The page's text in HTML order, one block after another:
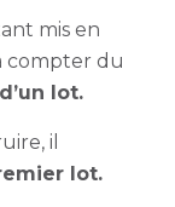
mis en
compter du
lot.
il
lot.